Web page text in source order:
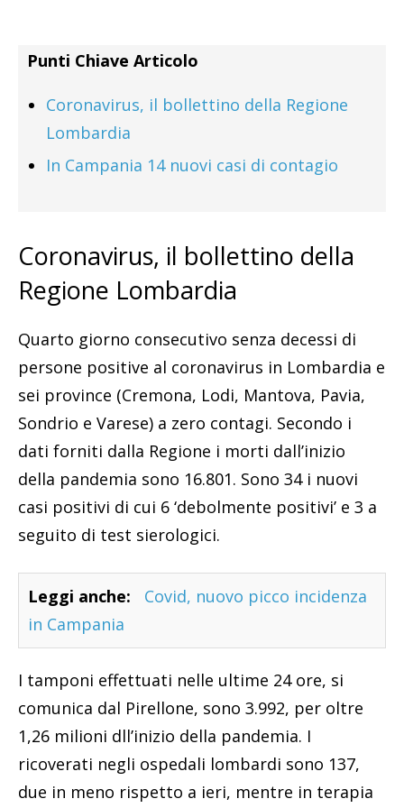
Punti Chiave Articolo
Coronavirus, il bollettino della Regione
Lombardia
In Campania 14 nuovi casi di contagio
Coronavirus, il bollettino della
Regione Lombardia
Quarto giorno consecutivo senza decessi di
persone positive al coronavirus in Lombardia e
sei province (Cremona, Lodi, Mantova, Pavia,
Sondrio e Varese) a zero contagi. Secondo i
dati forniti dalla Regione i morti dall’inizio
della pandemia sono 16.801. Sono 34 i nuovi
casi positivi di cui 6 ‘debolmente positivi’ e 3 a
seguito di test sierologici.
Leggi anche:
Covid, nuovo picco incidenza
in Campania
I tamponi effettuati nelle ultime 24 ore, si
comunica dal Pirellone, sono 3.992, per oltre
1,26 milioni dll’inizio della pandemia. I
ricoverati negli ospedali lombardi sono 137,
due in meno rispetto a ieri, mentre in terapia